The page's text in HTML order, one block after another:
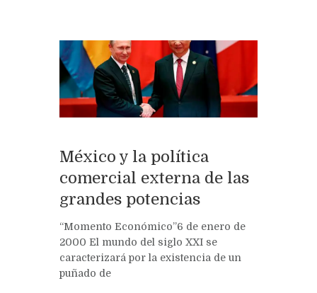
México y la política
comercial externa de las
grandes potencias
“Momento Económico”6 de enero de
2000 El mundo del siglo XXI se
caracterizará por la existencia de un
puñado de